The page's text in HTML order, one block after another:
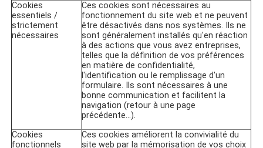
Cookies
essentiels /
strictement
nécessaires
Ces cookies sont nécessaires au
fonctionnement du site web et ne peuvent
être désactivés dans nos systèmes. Ils ne
sont généralement installés qu'en réaction
à des actions que vous avez entreprises,
telles que la définition de vos préférences
en matière de confidentialité,
l'identification ou le remplissage d'un
formulaire. Ils sont nécessaires à une
bonne communication et facilitent la
navigation (retour à une page
précédente...).
Cookies
fonctionnels
Ces cookies améliorent la convivialité du
site web par la mémorisation de vos choix